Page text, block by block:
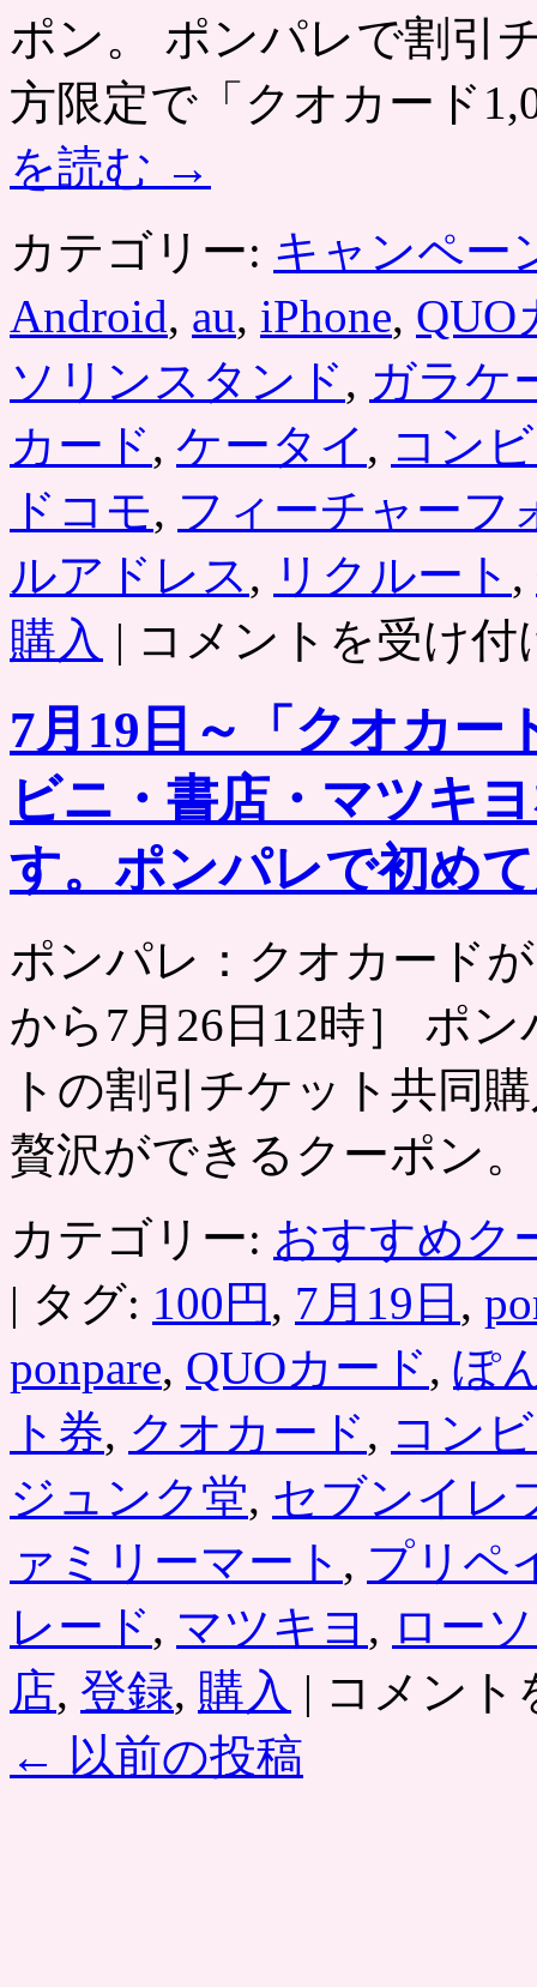
ポン。 ポンパレで割引
方限定で「クオカード
を読む →
カテゴリー: キャンペー
Android, au, iPhone, QUO
ソリンスタンド, ガラケ
カード, ケータイ , コン
ドコモ, フィーチャーフ
ルアドレス , リクルート ,
購入 |
ド
1,000
分
が
100
円
で
ー
タ
ス
マ
ー
フ
ォ
ン
ら
限
コ
ン
ビ
ニ
本
屋
な
ど
の
支
払
い
に
使
え
コメントを受け
7月19日～「クオカー
ビニ・書店・マツキ
す。ポンパレで初め
ポンパレ：クオカード
から7月26日12時］ ポ
トの割引チケット共同
贅沢ができるクーポン
カテゴリー: おすすめク
| タグ: 100円 , 7月19日 ,
ponpare, QUOカード, ぽ
ト券, クオカード, コン
ジュンク堂, セブンイレ
ァミリーマート , プリペ
レード, マツキヨ , ロー
店, 登録, 購入 | コメント
← 以前の投稿